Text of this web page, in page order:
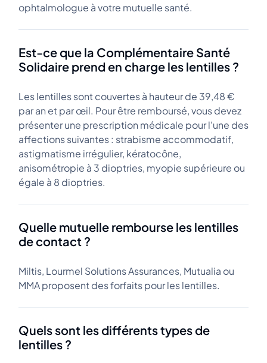
ophtalmologue à votre mutuelle santé.
Est-ce que la Complémentaire Santé
Solidaire prend en charge les lentilles ?
Les lentilles sont couvertes à hauteur de 39,48 €
par an et par œil. Pour être remboursé, vous devez
présenter une prescription médicale pour l'une des
affections suivantes : strabisme accommodatif,
astigmatisme irrégulier, kératocône,
anisométropie à 3 dioptries, myopie supérieure ou
égale à 8 dioptries.
Quelle mutuelle rembourse les lentilles
de contact ?
Miltis, Lourmel Solutions Assurances, Mutualia ou
MMA proposent des forfaits pour les lentilles.
Quels sont les différents types de
lentilles ?